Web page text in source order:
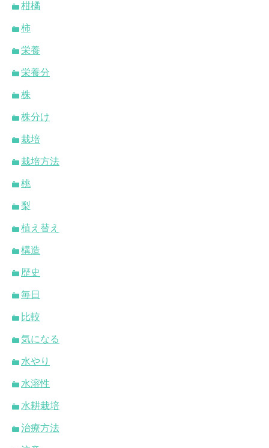
柑橘
柿
栄養
栄養分
株
株分け
栽培
栽培方法
桃
梨
植え替え
構造
歴史
毎日
比較
気になる
水やり
水溶性
水耕栽培
治療方法